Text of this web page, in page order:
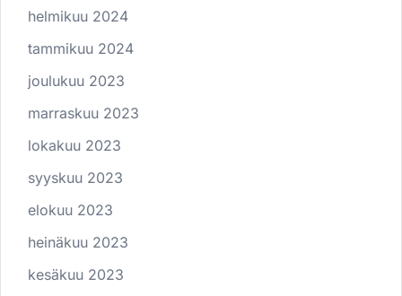
helmikuu 2024
tammikuu 2024
joulukuu 2023
marraskuu 2023
lokakuu 2023
syyskuu 2023
elokuu 2023
heinäkuu 2023
kesäkuu 2023